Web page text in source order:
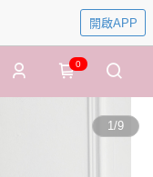
開啟APP
0
1/9